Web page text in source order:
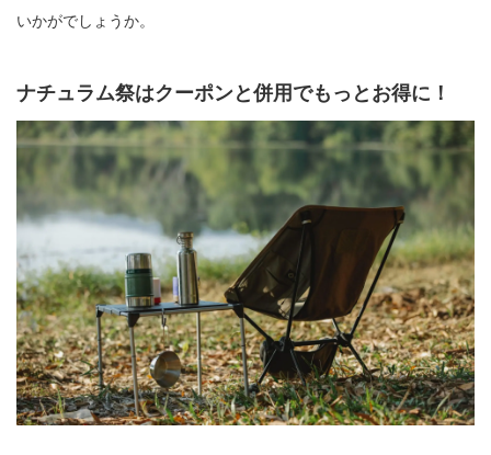
いかがでしょうか。
ナチュラム祭はクーポンと併用でもっとお得に！